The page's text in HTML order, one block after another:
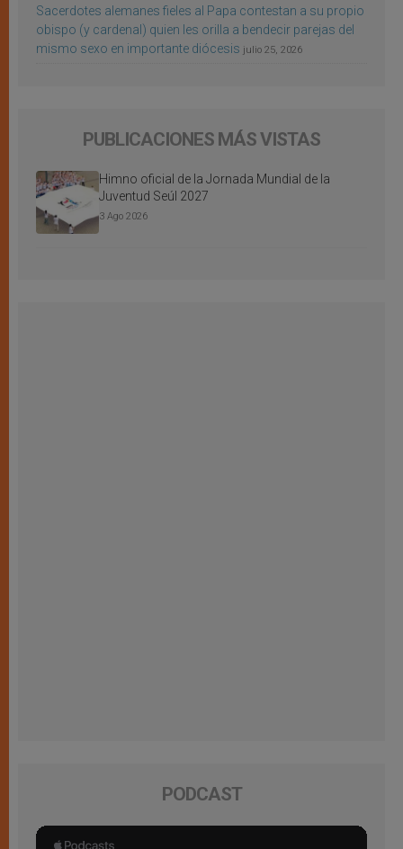
Sacerdotes alemanes fieles al Papa contestan a su propio
obispo (y cardenal) quien les orilla a bendecir parejas del
mismo sexo en importante diócesis julio 25, 2026
PUBLICACIONES MÁS VISTAS
Himno oficial de la Jornada Mundial de la
Juventud Seúl 2027
3 Ago 2026
PODCAST